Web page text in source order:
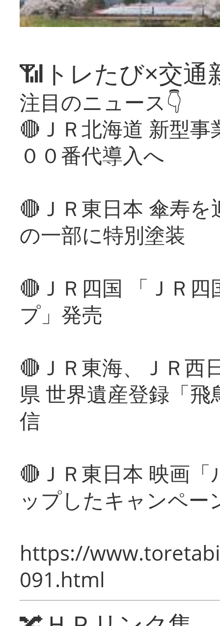
📶トレたび×交通
注目のニュース👇
🔴ＪＲ北海道 新型
００番代導入へ
🔴ＪＲ東日本 傘寿
の一部に特別塗装
🔴ＪＲ四国 「ＪＲ
プ」発売
🔴ＪＲ東海、ＪＲ西
県 世界遺産登録「
信
🔴ＪＲ東日本 映画
ップしたキャンペー
https://
091.html